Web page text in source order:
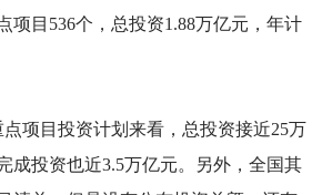
项目536个，总投资1.88万亿元，年计
项目投资计划来看，总投资接近25万
成投资也近3.5万亿元。另外，全国其